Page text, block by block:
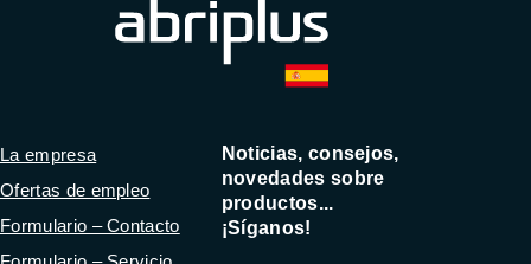
La empresa
Ofertas de empleo
Formulario – Contacto
Noticias, consejos,
novedades sobre
productos...
¡Síganos!